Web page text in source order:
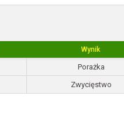
Wynik
Porażka
Zwycięstwo